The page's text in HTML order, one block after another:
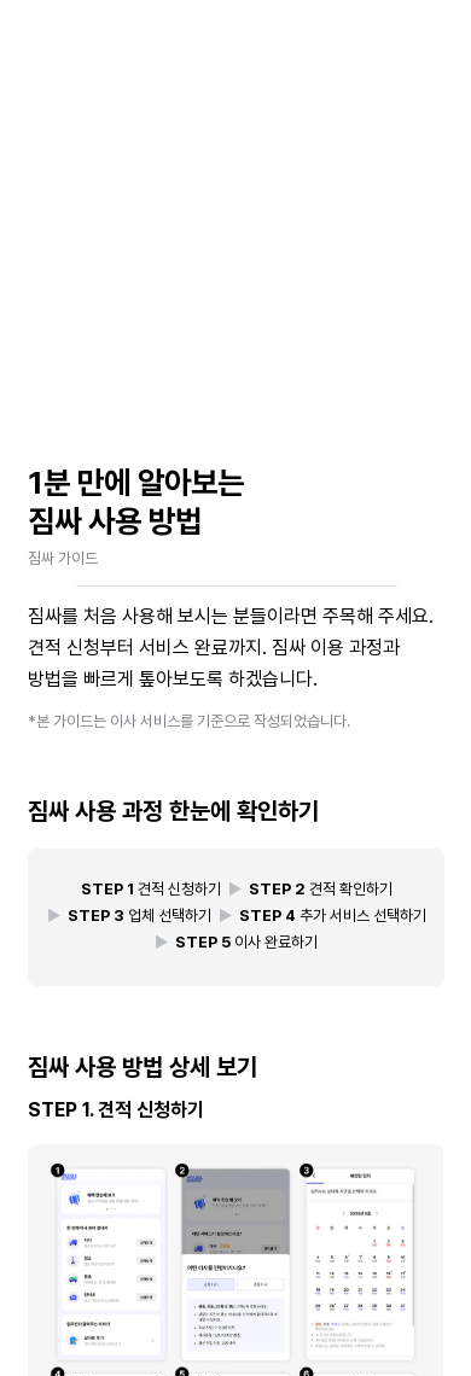
1분 만에 알아보는
짐싸 사용 방법
짐싸 가이드
짐싸를 처음 사용해 보시는 분들이라면 주목해 주세요.
견적 신청부터 서비스 완료까지. 짐싸 이용 과정과
방법을 빠르게 톺아보도록 하겠습니다.
*본 가이드는 이사 서비스를 기준으로 작성되었습니다.
짐싸 사용 과정 한눈에 확인하기
STEP 1 견적 신청하기 ▶ STEP 2 견적 확인하기
▶ STEP 3 업체 선택하기 ▶ STEP 4 추가 서비스 선택하기
▶ STEP 5 이사 완료하기
짐싸 사용 방법 상세 보기
STEP 1. 견적 신청하기